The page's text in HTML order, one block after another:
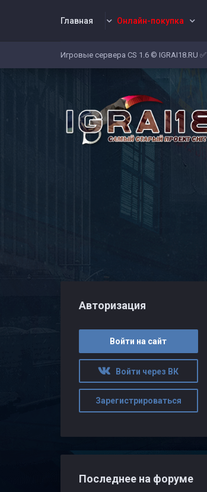
Главная Онлайн-покупка
Игровые сервера CS 1.6 © IGRAI18.RU ✅
Авторизация
Войти на сайт
Войти через ВК
Зарегистрироваться
Последнее на форуме